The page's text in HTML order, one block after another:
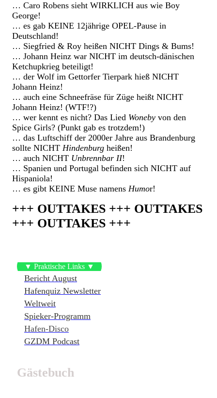
… Caro Robens sieht WIRKLICH aus wie Boy
George!
… es gab KEINE 12jährige OPEL-Pause in
Deutschland!
… Siegfried & Roy heißen NICHT Dings & Bums!
… Johann Heinz war NICHT im deutsch-dänischen
Ketchupkrieg beteiligt!
… der Wolf im Gettorfer Tierpark hieß NICHT
Johann Heinz!
… auch eine Schneefräse für Züge heißt NICHT
Johann Heinz! (WTF!?)
… wer kennt es nicht? Das Lied Woneby von den
Spice Girls? (Punkt gab es trotzdem!)
… das Luftschiff der 2000er Jahre aus Brandenburg
sollte NICHT Hindenburg heißen!
… auch NICHT Unbrennbar II!
… Spanien und Portugal befinden sich NICHT auf
Hispaniola!
… es gibt KEINE Muse namens Humor!
+++ OUTTAKES +++ OUTTAKES
+++ OUTTAKES +++
▼ Praktische Links ▼
Bericht August
Hafenquiz Newsletter
Weltweit
Spieker-Programm
Hafen-Disco
GZDM Podcast
Gästebuch